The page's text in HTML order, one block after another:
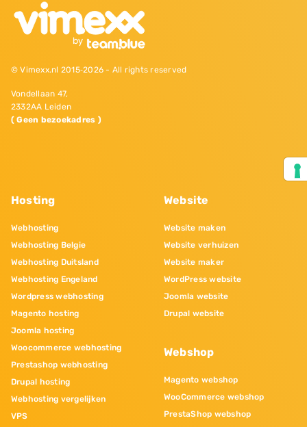
© Vimexx.nl 2015‐2026 - All rights reserved
Vondellaan 47,
2332AA Leiden
( Geen bezoekadres )
Hosting
Webhosting
Webhosting Belgie
Webhosting Duitsland
Webhosting Engeland
Wordpress webhosting
Magento hosting
Joomla hosting
Woocommerce webhosting
Prestashop webhosting
Drupal hosting
Webhosting vergelijken
VPS
Website
Website maken
Website verhuizen
Website maker
WordPress website
Joomla website
Drupal website
Webshop
Magento webshop
WooCommerce webshop
PrestaShop webshop